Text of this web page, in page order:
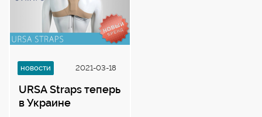
новости 2021-03-18
URSA Straps теперь
в Украине